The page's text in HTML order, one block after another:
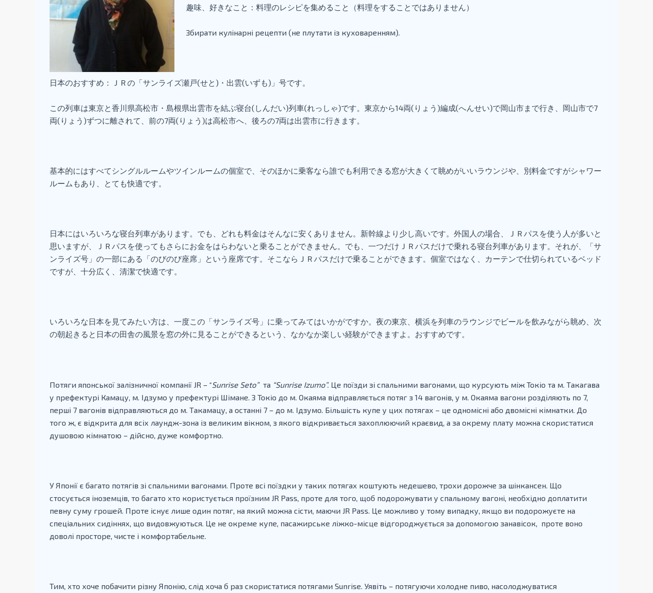
趣味、好きなこと：料理のレシピを集めること（料理をすることではありません）
Збирати кулінарні рецепти (не плутати із куховаренням).
日本のおすすめ：ＪＲの「サンライズ瀬戸(せと)・出雲(いずも)」号です。
この列車は東京と香川県高松市・島根県出雲市を結ぶ寝台(しんだい)列車(れっしゃ)です。東京から14両(りょう)編成(へんせい)で岡山市まで行き、岡山市で7
両(りょう)ずつに離されて、前の7両(りょう)は高松市へ、後ろの7両は出雲市に行きます。
基本的にはすべてシングルルームやツインルームの個室で、そのほかに乗客なら誰でも利用できる窓が大きくて眺めがいいラウンジや、別料金ですがシャワー
ルームもあり、とても快適です。
日本にはいろいろな寝台列車があります。でも、どれも料金はそんなに安くありません。新幹線より少し高いです。外国人の場合、ＪＲパスを使う人が多いと
思いますが、ＪＲパスを使ってもさらにお金をはらわないと乗ることができません。でも、一つだけＪＲパスだけで乗れる寝台列車があります。それが、「サ
ンライズ号」の一部にある「のびのび座席」という座席です。そこならＪＲパスだけで乗ることができます。個室ではなく、カーテンで仕切られているベッド
ですが、十分広く、清潔で快適です。
いろいろな日本を見てみたい方は、一度この「サンライズ号」に乗ってみてはいかがですか。夜の東京、横浜を列車のラウンジでビールを飲みながら眺め、次
の朝起きると日本の田舎の風景を窓の外に見ることができるという、なかなか楽しい経験ができますよ。おすすめです。
Потяги японської залізничної компанії JR – “Sunrise Seto” та “Sunrise Izumo”. Це поїзди зі спальними вагонами, що курсують між Токіо та м. Такагава
у префектурі Камацу, м. Ідзумо у префектурі Шімане. З Токіо до м. Окаяма відправляється потяг з 14 вагонів, у м. Окаяма вагони розділяють по 7,
перші 7 вагонів відправляються до м. Такамацу, а останні 7 – до м. Ідзумо. Більшість купе у цих потягах – це одномісні або двомісні кімнатки. До
того ж, є відкрита для всіх лаундж-зона із великим вікном, з якого відкривається захоплюючий краєвид, а за окрему плату можна скористатися
душовою кімнатою – дійсно, дуже комфортно.
У Японії є багато потягів зі спальними вагонами. Проте всі поїздки у таких потягах коштують недешево, трохи дорожче за шінкансен. Що
стосується іноземців, то багато хто користується проїзним JR Pass, проте для того, щоб подорожувати у спальному вагоні, необхідно доплатити
певну суму грошей. Проте існує лише один потяг, на який можна сісти, маючи JR Pass. Це можливо у тому випадку, якщо ви подорожуєте на
спеціальних сидіннях, що видовжуються. Це не окреме купе, пасажирське ліжко-місце відгороджується за допомогою занавісок, проте воно
доволі просторе, чисте і комфортабельне.
Тим, хто хоче побачити різну Японію, слід хоча б раз скористатися потягами Sunrise. Уявіть – потягуючи холодне пиво, насолоджуватися